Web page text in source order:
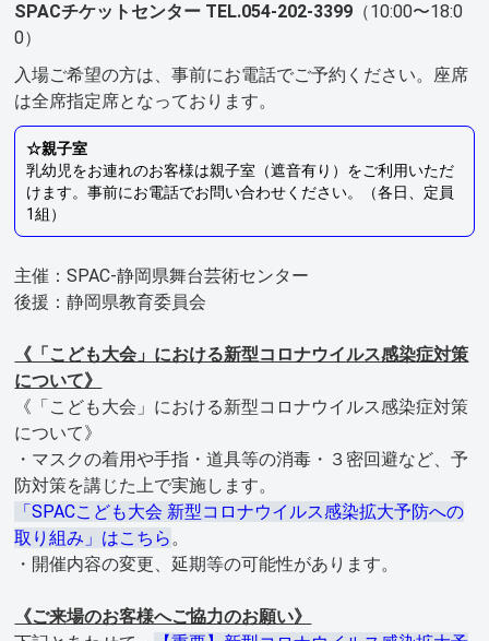
SPACチケットセンター TEL.054-202-3399 （10:00〜18:0
0）
入場ご希望の方は、事前にお電話でご予約ください。座席
は全席指定席となっております。
☆親子室
乳幼児をお連れのお客様は親子室（遮音有り）をご利用いただ
けます。事前にお電話でお問い合わせください。（各日、定員
1組）
主催：SPAC-静岡県舞台芸術センター
後援：静岡県教育委員会
《「こども大会」における新型コロナウイルス感染症対策
について》
《「こども大会」における新型コロナウイルス感染症対策
について》
・マスクの着用や手指・道具等の消毒・３密回避など、予
防対策を講じた上で実施します。
「SPACこども大会 新型コロナウイルス感染拡大予防への
取り組み」はこちら。
・開催内容の変更、延期等の可能性があります。
《ご来場のお客様へご協力のお願い》